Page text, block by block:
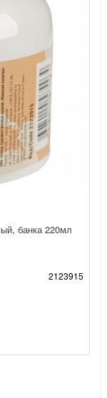
банка 220мл
2123915